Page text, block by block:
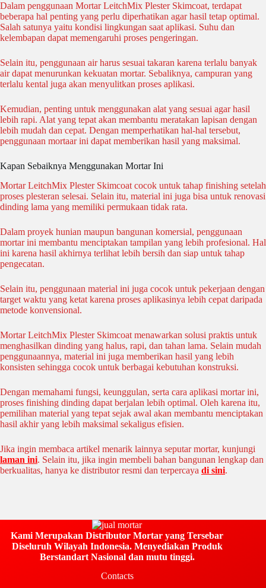
Dalam penggunaan Mortar LeitchMix Plester Skimcoat, terdapat
beberapa hal penting yang perlu diperhatikan agar hasil tetap optimal.
Salah satunya yaitu kondisi lingkungan saat aplikasi. Suhu dan
kelembapan dapat memengaruhi proses pengeringan.
Selain itu, penggunaan air harus sesuai takaran karena terlalu banyak
air dapat menurunkan kekuatan mortar. Sebaliknya, campuran yang
terlalu kental juga akan menyulitkan proses aplikasi.
Kemudian, penting untuk menggunakan alat yang sesuai agar hasil
lebih rapi. Alat yang tepat akan membantu meratakan lapisan dengan
lebih mudah dan cepat. Dengan memperhatikan hal-hal tersebut,
penggunaan mortaar ini dapat memberikan hasil yang maksimal.
Kapan Sebaiknya Menggunakan Mortar Ini
Mortar LeitchMix Plester Skimcoat cocok untuk tahap finishing setelah
proses plesteran selesai. Selain itu, material ini juga bisa untuk renovasi
dinding lama yang memiliki permukaan tidak rata.
Dalam proyek hunian maupun bangunan komersial, penggunaan
mortar ini membantu menciptakan tampilan yang lebih profesional. Hal
ini karena hasil akhirnya terlihat lebih bersih dan siap untuk tahap
pengecatan.
Selain itu, penggunaan material ini juga cocok untuk pekerjaan dengan
target waktu yang ketat karena proses aplikasinya lebih cepat daripada
metode konvensional.
Mortar LeitchMix Plester Skimcoat menawarkan solusi praktis untuk
menghasilkan dinding yang halus, rapi, dan tahan lama. Selain mudah
penggunaannya, material ini juga memberikan hasil yang lebih
konsisten sehingga cocok untuk berbagai kebutuhan konstruksi.
Dengan memahami fungsi, keunggulan, serta cara aplikasi mortar ini,
proses finishing dinding dapat berjalan lebih optimal. Oleh karena itu,
pemilihan material yang tepat sejak awal akan membantu menciptakan
hasil akhir yang lebih maksimal sekaligus efisien.
Jika ingin membaca artikel menarik lainnya seputar mortar, kunjungi
laman ini. Selain itu, jika ingin membeli bahan bangunan lengkap dan
berkualitas, hanya ke distributor resmi dan terpercaya di sini.
Kami Merupakan Distributor Mortar yang Tersebar
Diseluruh Wilayah Indonesia. Menyediakan Produk
Berstandart Nasional dan mutu tinggi.
Contacts